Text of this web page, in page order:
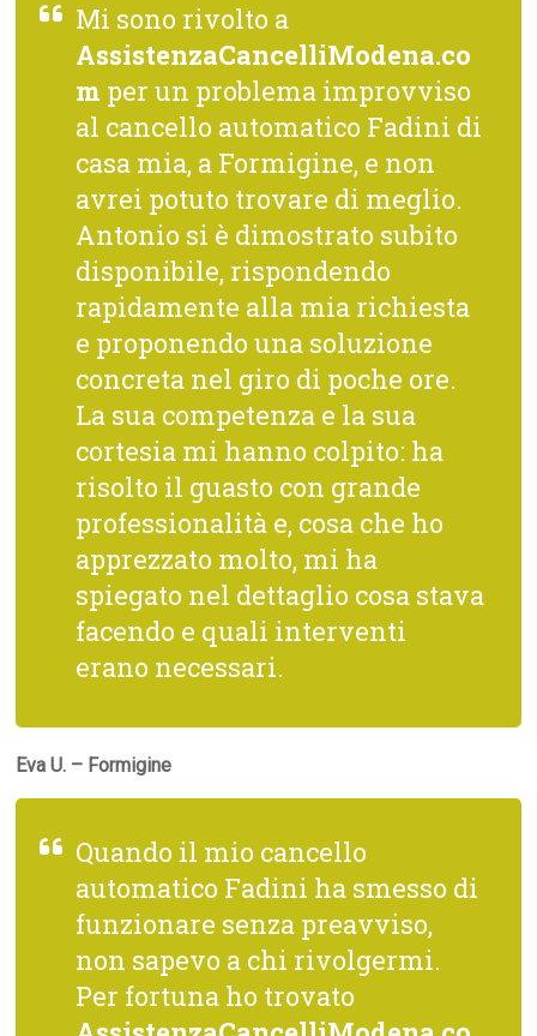
Mi sono rivolto a
AssistenzaCancelliModena.co
m per un problema improvviso
al cancello automatico Fadini di
casa mia, a Formigine, e non
avrei potuto trovare di meglio.
Antonio si è dimostrato subito
disponibile, rispondendo
rapidamente alla mia richiesta
e proponendo una soluzione
concreta nel giro di poche ore.
La sua competenza e la sua
cortesia mi hanno colpito: ha
risolto il guasto con grande
professionalità e, cosa che ho
apprezzato molto, mi ha
spiegato nel dettaglio cosa stava
facendo e quali interventi
erano necessari.
Eva U. – Formigine
Quando il mio cancello
automatico Fadini ha smesso di
funzionare senza preavviso,
non sapevo a chi rivolgermi.
Per fortuna ho trovato